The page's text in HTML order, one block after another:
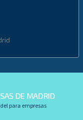
DE MADRID
para empresas